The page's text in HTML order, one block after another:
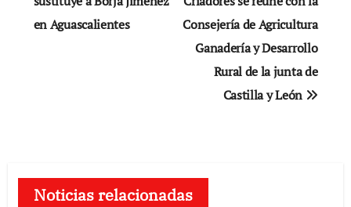
entradas
en Aguascalientes
Consejería de Agricultura
Ganadería y Desarrollo
Rural de la junta de
Castilla y León
Noticias relacionadas